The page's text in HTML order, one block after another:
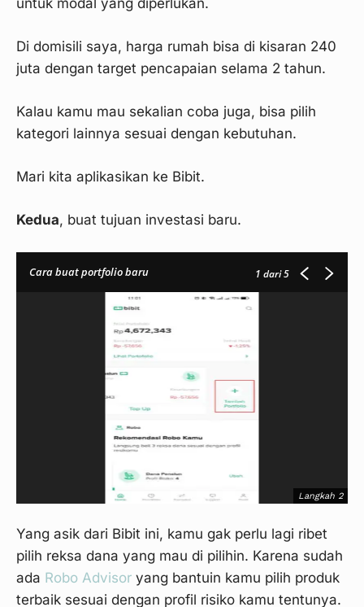
untuk modal yang diperlukan.
Di domisili saya, harga rumah bisa di kisaran 240
juta dengan target pencapaian selama 2 tahun.
Kalau kamu mau sekalian coba juga, bisa pilih
kategori lainnya sesuai dengan kebutuhan.
Mari kita aplikasikan ke Bibit.
Kedua, buat tujuan investasi baru.
Cara buat portfolio baru 1 dari 5
Langkah 2
Yang asik dari Bibit ini, kamu gak perlu lagi ribet
pilih reksa dana yang mau di pilihin. Karena sudah
ada Robo Advisor yang bantuin kamu pilih produk
terbaik sesuai dengan profil risiko kamu tentunya.